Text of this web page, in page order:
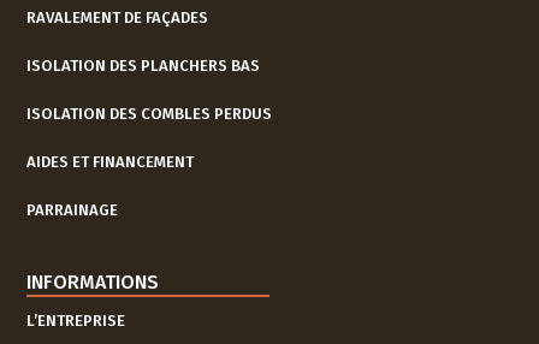
RAVALEMENT DE FAÇADES
ISOLATION DES PLANCHERS BAS
ISOLATION DES COMBLES PERDUS
AIDES ET FINANCEMENT
PARRAINAGE
INFORMATIONS
L’ENTREPRISE